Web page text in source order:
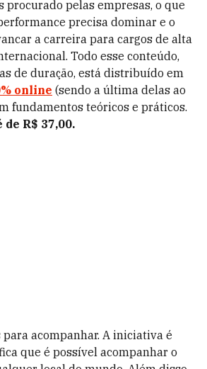
pelas empresas, o que
precisa dominar e o
a carreira para cargos de alta
Todo esse conteúdo,
de duração, está distribuído em
online (sendo a última delas ao
fundamentos teóricos e práticos.
R$ 37,00.
acompanhar. A iniciativa é
que é possível acompanhar o